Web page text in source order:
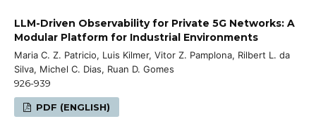
LLM-Driven Observability for Private 5G Networks: A
Modular Platform for Industrial Environments
Maria C. Z. Patricio, Luis Kilmer, Vitor Z. Pamplona, Rilbert L. da
Silva, Michel C. Dias, Ruan D. Gomes
926-939
PDF (ENGLISH)